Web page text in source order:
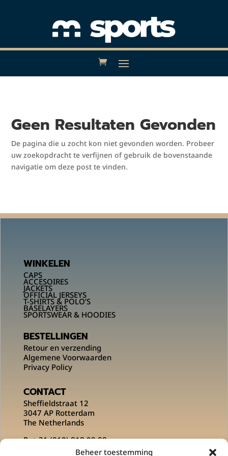
Beheer toestemming
Geen Resultaten Gevonden
De pagina die u zocht kon niet gevonden worden. Probeer
uw zoekopdracht te verfijnen of gebruik de bovenstaande
navigatie om deze post te vinden.
WINKELEN
CAPS
ACCESOIRES
JACKETS
OFFICIAL JERSEYS
T-SHIRTS & POLO’S
BASELAYERS
SPORTSWEAR & HOODIES
BESTELLINGEN
Retour en verzending
Algemene Voorwaarden
Privacy Policy
CONTACT
Sheffieldstraat 12
3047 AP Rotterdam
The Netherlands
P:+ 31 (010) 818 00 08
info@msportsofficial.com